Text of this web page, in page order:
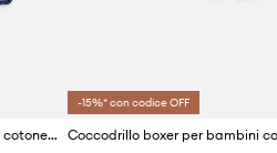
Coccodrillo slip per bambini in cotone pacco da 3
-15%* con codice OFF